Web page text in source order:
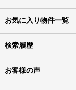
お気に入り物件一覧
検索履歴
お客様の声